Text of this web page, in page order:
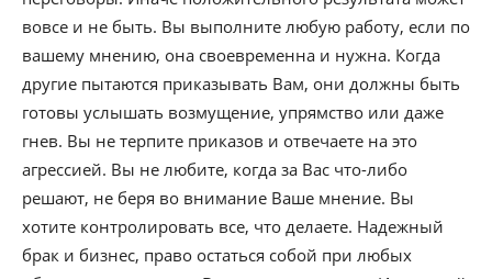
вовсе и не быть. Вы выполните любую работу, если по
вашему мнению, она своевременна и нужна. Когда
другие пытаются приказывать Вам, они должны быть
готовы услышать возмущение, упрямство или даже
гнев. Вы не терпите приказов и отвечаете на это
агрессией. Вы не любите, когда за Вас что-либо
решают, не беря во внимание Ваше мнение. Вы
хотите контролировать все, что делаете. Надежный
брак и бизнес, право остаться собой при любых